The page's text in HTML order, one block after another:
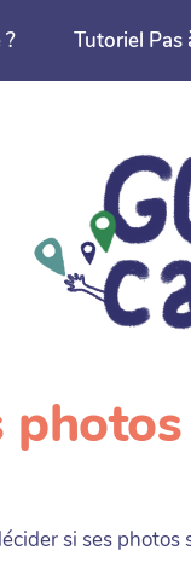
Tutoriel Pas
photos
si ses